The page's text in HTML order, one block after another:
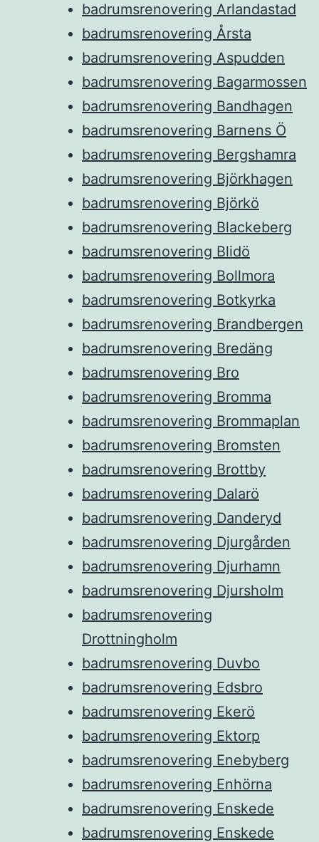
badrumsrenovering Arlandastad
badrumsrenovering Årsta
badrumsrenovering Aspudden
badrumsrenovering Bagarmossen
badrumsrenovering Bandhagen
badrumsrenovering Barnens Ö
badrumsrenovering Bergshamra
badrumsrenovering Björkhagen
badrumsrenovering Björkö
badrumsrenovering Blackeberg
badrumsrenovering Blidö
badrumsrenovering Bollmora
badrumsrenovering Botkyrka
badrumsrenovering Brandbergen
badrumsrenovering Bredäng
badrumsrenovering Bro
badrumsrenovering Bromma
badrumsrenovering Brommaplan
badrumsrenovering Bromsten
badrumsrenovering Brottby
badrumsrenovering Dalarö
badrumsrenovering Danderyd
badrumsrenovering Djurgården
badrumsrenovering Djurhamn
badrumsrenovering Djursholm
badrumsrenovering
Drottningholm
badrumsrenovering Duvbo
badrumsrenovering Edsbro
badrumsrenovering Ekerö
badrumsrenovering Ektorp
badrumsrenovering Enebyberg
badrumsrenovering Enhörna
badrumsrenovering Enskede
badrumsrenovering Enskede